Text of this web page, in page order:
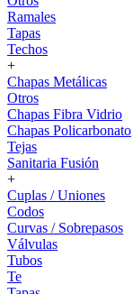
Ramales
Tapas
Techos
+
Chapas Metálicas
Otros
Chapas Fibra Vidrio
Chapas Policarbonato
Tejas
Sanitaria Fusión
+
Cuplas / Uniones
Codos
Curvas / Sobrepasos
Válvulas
Tubos
Te